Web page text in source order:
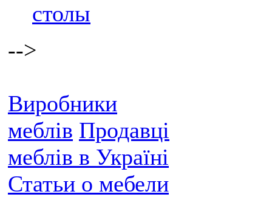
столы
-->
Виробники
меблів Продавці
меблів в Україні
Статьи о мебели